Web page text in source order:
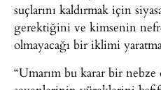
suçlarını kaldırmak için
gerektiğini ve kimsenin
olmayacağı bir iklimi
“Umarım bu karar bir nebze